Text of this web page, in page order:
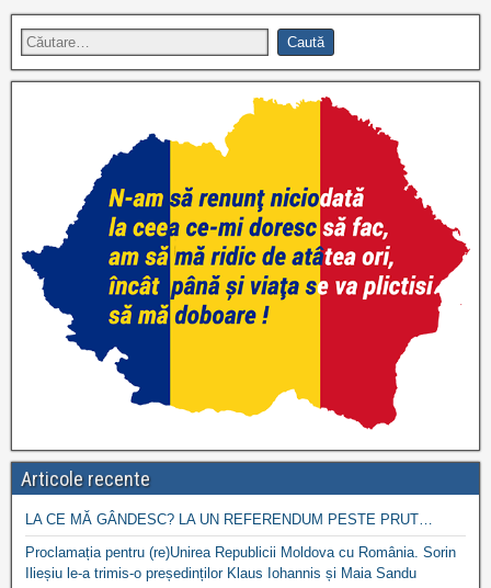
Articole recente
LA CE MĂ GÂNDESC? LA UN REFERENDUM PESTE PRUT…
Proclamația pentru (re)Unirea Republicii Moldova cu România. Sorin
Ilieșiu le-a trimis-o președinților Klaus Iohannis și Maia Sandu